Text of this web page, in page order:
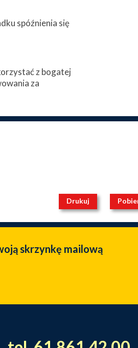
spóźnienia się
z bogatej
za
Drukuj
skrzynkę mailową